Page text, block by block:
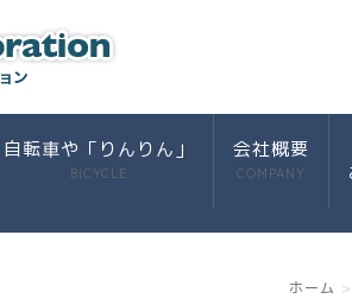
自転車や「りんりん」
BICYCLE
会社概要
COMPANY
ホーム